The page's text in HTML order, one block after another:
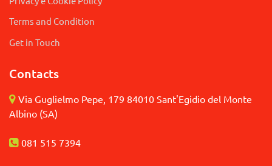
Terms and Condition
Get in Touch
Contacts
Via Guglielmo Pepe, 179 84010 Sant'Egidio del Monte
Albino (SA)
081 515 7394